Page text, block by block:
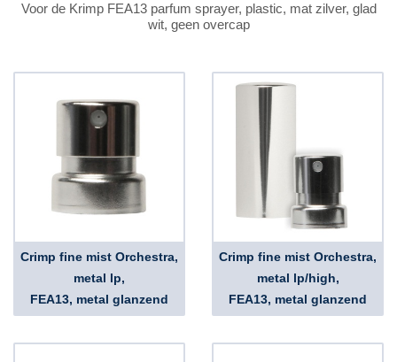
Voor de Krimp FEA13 parfum sprayer, plastic, mat zilver, glad
wit, geen overcap
Crimp fine mist Orchestra,
metal lp,
FEA13, metal glanzend
Crimp fine mist Orchestra,
metal lp/high,
FEA13, metal glanzend